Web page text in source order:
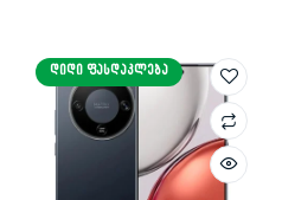
549.00 ₾.
309.00 ₾.
ᲓᲘᲓᲘ ᲤᲐᲡᲓᲐᲙᲚᲔᲑᲐ